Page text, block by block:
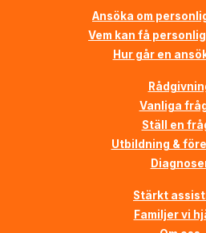
Ansöka om
Vem kan få
Hur går en
Vanliga
Ställ en
Utbildning &
Stärkt
Familjer vi